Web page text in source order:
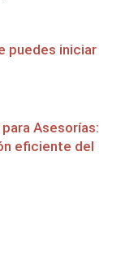
puedes iniciar
Asesorías:
eficiente del